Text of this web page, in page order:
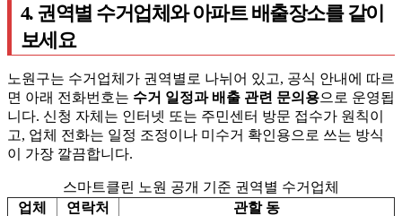
4. 권역별 수거업체와 아파트 배출장소를 같이
보세요
노원구는 수거업체가 권역별로 나뉘어 있고, 공식 안내에 따르
면 아래 전화번호는 수거 일정과 배출 관련 문의용으로 운영됩
니다. 신청 자체는 인터넷 또는 주민센터 방문 접수가 원칙이
고, 업체 전화는 일정 조정이나 미수거 확인용으로 쓰는 방식
이 가장 깔끔합니다.
스마트클린 노원 공개 기준 권역별 수거업체
업체
연락처
관할 동